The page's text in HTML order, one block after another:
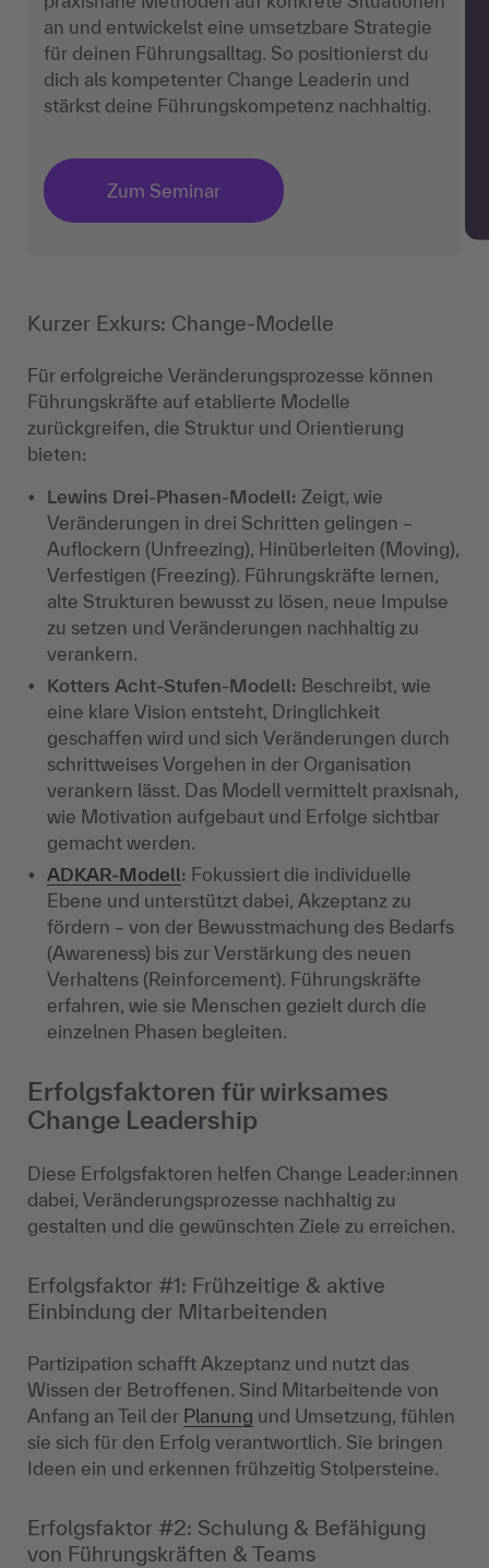
an und entwickelst eine umsetzbare Strategie
für deinen Führungsalltag. So positionierst du
dich als kompetenter Change Leaderin und
stärkst deine Führungskompetenz nachhaltig.
Zum Seminar
Kurzer Exkurs: Change-Modelle
Für erfolgreiche Veränderungsprozesse können
Führungskräfte auf etablierte Modelle
zurückgreifen, die Struktur und Orientierung
bieten:
Lewins Drei-Phasen-Modell: Zeigt, wie
Veränderungen in drei Schritten gelingen –
Auflockern (Unfreezing), Hinüberleiten (Moving),
Verfestigen (Freezing). Führungskräfte lernen,
alte Strukturen bewusst zu lösen, neue Impulse
zu setzen und Veränderungen nachhaltig zu
verankern.
Kotters Acht-Stufen-Modell: Beschreibt, wie
eine klare Vision entsteht, Dringlichkeit
geschaffen wird und sich Veränderungen durch
schrittweises Vorgehen in der Organisation
verankern lässt. Das Modell vermittelt praxisnah,
wie Motivation aufgebaut und Erfolge sichtbar
gemacht werden.
ADKAR-Modell: Fokussiert die individuelle
Ebene und unterstützt dabei, Akzeptanz zu
fördern – von der Bewusstmachung des Bedarfs
(Awareness) bis zur Verstärkung des neuen
Verhaltens (Reinforcement). Führungskräfte
erfahren, wie sie Menschen gezielt durch die
einzelnen Phasen begleiten.
Erfolgsfaktoren für wirksames
Change Leadership
Diese Erfolgsfaktoren helfen Change Leader:innen
dabei, Veränderungsprozesse nachhaltig zu
gestalten und die gewünschten Ziele zu erreichen.
Erfolgsfaktor #1: Frühzeitige & aktive
Einbindung der Mitarbeitenden
Partizipation schafft Akzeptanz und nutzt das
Wissen der Betroffenen. Sind Mitarbeitende von
Anfang an Teil der Planung und Umsetzung, fühlen
sie sich für den Erfolg verantwortlich. Sie bringen
Ideen ein und erkennen frühzeitig Stolpersteine.
Erfolgsfaktor #2: Schulung & Befähigung
von Führungskräften & Teams